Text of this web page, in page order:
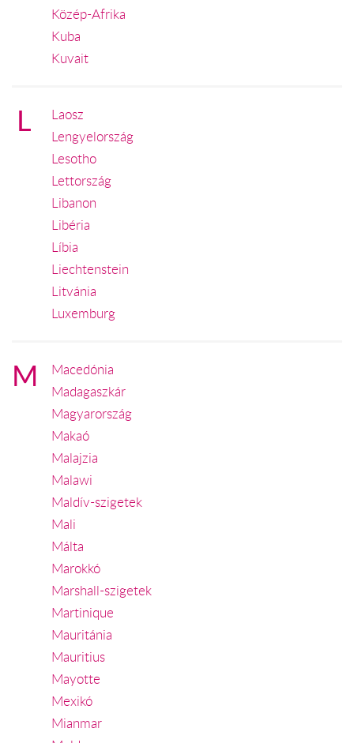
Közép-Afrika
Kuba
Kuvait
L
Laosz
Lengyelország
Lesotho
Lettország
Libanon
Libéria
Líbia
Liechtenstein
Litvánia
Luxemburg
M
Macedónia
Madagaszkár
Magyarország
Makaó
Malajzia
Malawi
Maldív-szigetek
Mali
Málta
Marokkó
Marshall-szigetek
Martinique
Mauritánia
Mauritius
Mayotte
Mexikó
Mianmar